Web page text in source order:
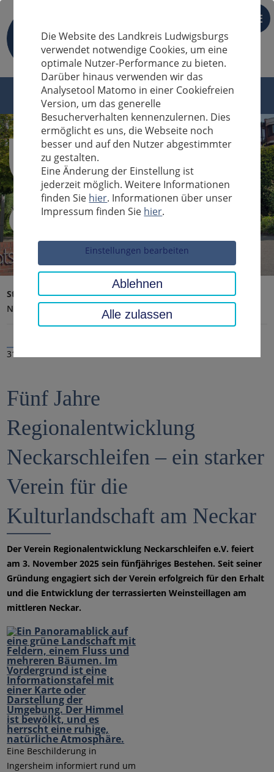
DE
Sucheingabe
Startseite Landratsamt, Landkreis
Aktuelles
Nachrichten
31.10.2025
Fünf Jahre
Regionalentwicklung
Neckarschleifen – ein starker
Verein für die
Kulturlandschaft am Neckar
Der Verein Regionalentwicklung Neckarschleifen e.V. feiert
am 3. November 2025 sein fünfjähriges Bestehen. Seit seiner
Gründung engagiert sich der Verein erfolgreich für den Erhalt
und die Entwicklung der terrassierten Weinsteillagen am
mittleren Neckar.
Eine Beschilderung in
Ingersheim informiert rund um
Die Website des Landkreis Ludwigsburgs
verwendet notwendige Cookies, um eine
optimale Nutzer-Performance zu bieten.
Darüber hinaus verwenden wir das
Analysetool Matomo in einer Cookiefreien
Version, um das generelle
Besucherverhalten kennenzulernen. Dies
ermöglicht es uns, die Webseite noch
besser und auf den Nutzer abgestimmter
zu gestalten.
Eine Änderung der Einstellung ist
jederzeit möglich. Weitere Informationen
finden Sie hier. Informationen über unser
Impressum finden Sie hier.
Einstellungen bearbeiten
Ablehnen
Alle zulassen